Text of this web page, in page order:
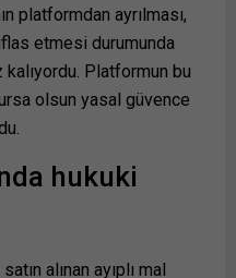
platformdan ayrılması,
etmesi durumunda
Platformun bu
olsun yasal güvence
hukuki
alınan ayıplı mal